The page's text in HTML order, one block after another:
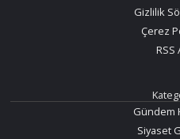
Gizlilik
Çerez
RSS
Gündem
Siyaset